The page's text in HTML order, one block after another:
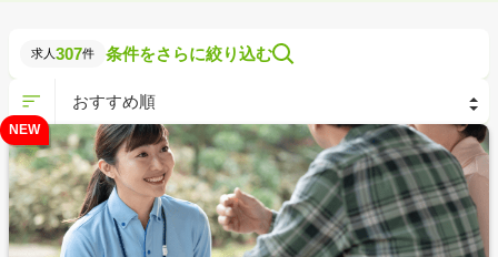
求人 307件 条件をさらに絞り込む
NEW